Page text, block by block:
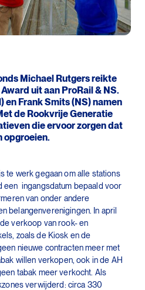
0 %
Michael Rutgers reikte
uit aan ProRail & NS.
en Frank Smits (NS) namen
de Rookvrije Generatie
die ervoor zorgen dat
opgroeien.
te werk gegaan om alle stations
een ingangsdatum bepaald voor
van onder andere
belangenverenigingen. In april
verkoop van rook- en
zoals de Kiosk en de
nieuwe contracten meer met
willen verkopen, ook in de AH
tabak meer verkocht. Als
verwijderd: circa 330